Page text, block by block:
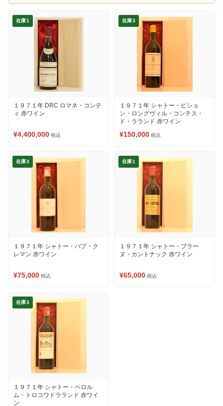
在庫1
１９７１年 DRC ロマネ・コンテ
ィ 赤ワイン
¥4,400,000 税込
在庫3
１９７１年 シャトー・ピショ
ン・ロングヴィル・コンテス・
ド・ラランド 赤ワイン
¥150,000 税込
在庫3
１９７１年 シャトー・パプ・ク
レマン 赤ワイン
¥75,000 税込
在庫1
１９７１年 シャトー・ブラー
ヌ・カントナック 赤ワイン
¥65,000 税込
在庫3
１９７１年 シャトー・ベロル
ム・トロコワドラランド 赤ワイ
ン